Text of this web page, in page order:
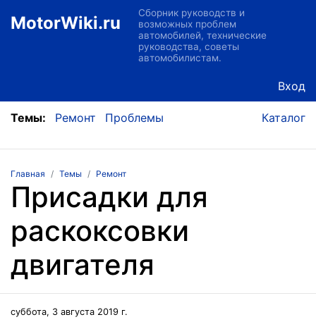
MotorWiki.ru
Сборник руководств и
возможных проблем
автомобилей, технические
руководства, советы
автомобилистам.
Вход
Темы: Ремонт Проблемы Каталог
Главная Темы Ремонт
Присадки для
раскоксовки
двигателя
суббота, 3 августа 2019 г.